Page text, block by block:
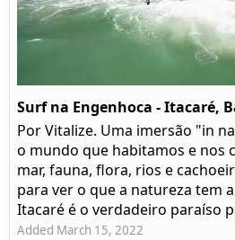
Surf na Engenhoca - Itacaré,
Por Vitalize. Uma imersão "in
o mundo que habitamos e nos
mar, fauna, flora, rios e
para ver o que a natureza tem
Itacaré é o verdadeiro paraíso
Added March 15, 2022